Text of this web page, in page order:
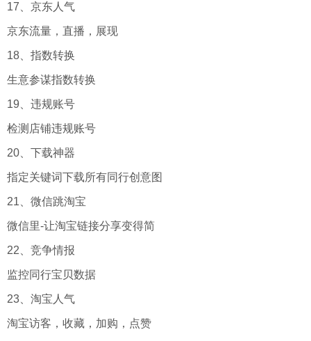
17、京东人气
京东流量，直播，展现
18、指数转换
生意参谋指数转换
19、违规账号
检测店铺违规账号
20、下载神器
指定关键词下载所有同行创意图
21、微信跳淘宝
微信里-让淘宝链接分享变得简
22、竞争情报
监控同行宝贝数据
23、淘宝人气
淘宝访客，收藏，加购，点赞